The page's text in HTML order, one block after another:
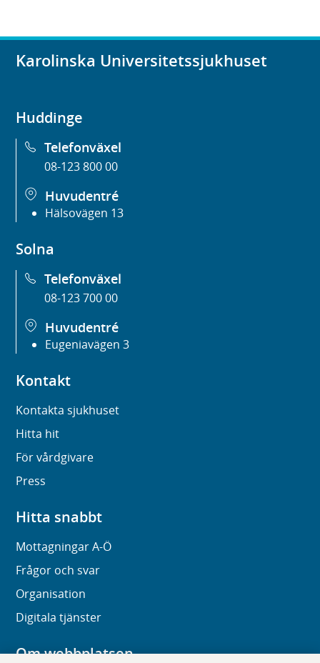
Karolinska Universitetssjukhuset
Huddinge
Telefonväxel
08-123 800 00
Huvudentré
Hälsovägen 13
Solna
Telefonväxel
08-123 700 00
Huvudentré
Eugeniavägen 3
Kontakt
Kontakta sjukhuset
Hitta hit
För vårdgivare
Press
Hitta snabbt
Mottagningar A-Ö
Frågor och svar
Organisation
Digitala tjänster
Om webbplatsen